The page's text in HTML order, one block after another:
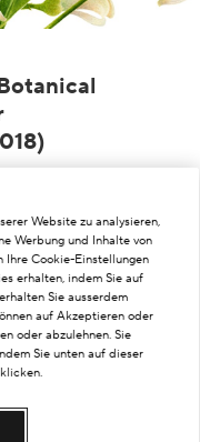
wurde Carolyn
mit Gold
ausgezeichnet.
in Paris geboren
an ihre
wie sehr sie es
spazieren. Als
fiel unsere
Carolyn
Website zu analysieren,
Werbung und Inhalte von
Ihre Cookie-Einstellungen
erhalten, indem Sie auf
Sie ausserdem
auf Akzeptieren oder
oder abzulehnen. Sie
Sie unten auf dieser